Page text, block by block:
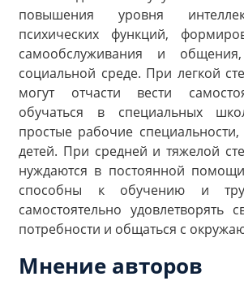
повышения уровня
психических функций,
самообслуживания и
социальной среде. При легкой
могут отчасти вести
обучаться в специальных
простые рабочие
детей. При средней и тяжелой
нуждаются в постоянной
способны к обучению и
самостоятельно удовлетворять
потребности и общаться с
Мнение авторов